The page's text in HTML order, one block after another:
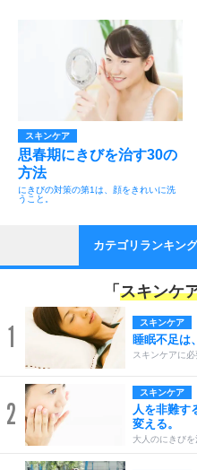
スキンケア
思春期にきびを治す30の
方法
にきびの対策の第1は、顔をきれいに洗
うこと。
カテゴリランキング
「 スキンケ
1 スキンケア
睡眠不足は
スキンケアに
2
スキンケア
人を非難す
変える。
大人のにきび